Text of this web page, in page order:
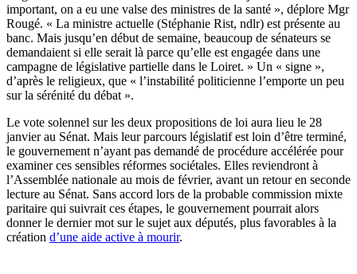
important, on a eu une valse des ministres de la santé », déplore Mgr
Rougé. « La ministre actuelle (Stéphanie Rist, ndlr) est présente au
banc. Mais jusqu’en début de semaine, beaucoup de sénateurs se
demandaient si elle serait là parce qu’elle est engagée dans une
campagne de législative partielle dans le Loiret. » Un « signe »,
d’après le religieux, que « l’instabilité politicienne l’emporte un peu
sur la sérénité du débat ».
Le vote solennel sur les deux propositions de loi aura lieu le 28
janvier au Sénat. Mais leur parcours législatif est loin d’être terminé,
le gouvernement n’ayant pas demandé de procédure accélérée pour
examiner ces sensibles réformes sociétales. Elles reviendront à
l’Assemblée nationale au mois de février, avant un retour en seconde
lecture au Sénat. Sans accord lors de la probable commission mixte
paritaire qui suivrait ces étapes, le gouvernement pourrait alors
donner le dernier mot sur le sujet aux députés, plus favorables à la
création d’une aide active à mourir.